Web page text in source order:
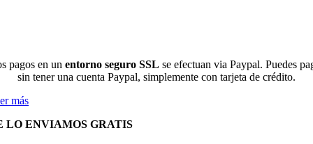
pagos en un entorno seguro SSL se efectuan via Paypal. Puedes
sin tener una cuenta Paypal, simplemente con tarjeta de crédito.
más
LO ENVIAMOS GRATIS